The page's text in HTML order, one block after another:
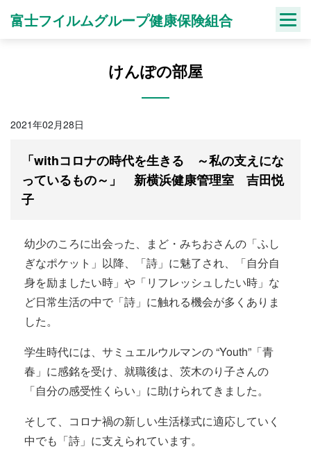
富士フイルムグループ健康保険組合
けんぽの部屋
2021年02月28日
「withコロナの時代を生きる ～私の支えにな
っているもの～」 新横浜健康管理室 吉田悦
子
幼少のころに出会った、まど・みちおさんの「ふし
ぎなポケット」以降、「詩」に魅了され、「自分自
身を励ましたい時」や「リフレッシュしたい時」な
ど日常生活の中で「詩」に触れる機会が多くありま
した。
学生時代には、サミュエルウルマンの “Youth”「青
春」に感銘を受け、就職後は、茨木のり子さんの
「自分の感受性くらい」に助けられてきました。
そして、コロナ禍の新しい生活様式に適応していく
中でも「詩」に支えられています。